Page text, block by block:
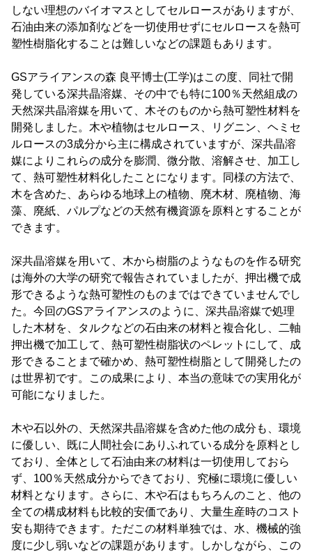
しない理想のバイオマスとしてセルロースがありますが、
石油由来の添加剤などを一切使用せずにセルロースを熱可
塑性樹脂化することは難しいなどの課題もあります。
GSアライアンスの森 良平博士(工学)はこの度、同社で開
発している深共晶溶媒、その中でも特に100％天然組成の
天然深共晶溶媒を用いて、木そのものから熱可塑性材料を
開発しました。木や植物はセルロース、リグニン、ヘミセ
ルロースの3成分から主に構成されていますが、深共晶溶
媒によりこれらの成分を膨潤、微分散、溶解させ、加工し
て、熱可塑性材料化したことになります。同様の方法で、
木を含めた、あらゆる地球上の植物、廃木材、廃植物、海
藻、廃紙、パルプなどの天然有機資源を原料とすることが
できます。
深共晶溶媒を用いて、木から樹脂のようなものを作る研究
は海外の大学の研究で報告されていましたが、押出機で成
形できるような熱可塑性のものまではできていませんでし
た。今回のGSアライアンスのように、深共晶溶媒で処理
した木材を、タルクなどの石由来の材料と複合化し、二軸
押出機で加工して、熱可塑性樹脂状のペレットにして、成
形できることまで確かめ、熱可塑性樹脂として開発したの
は世界初です。この成果により、本当の意味での実用化が
可能になりました。
木や石以外の、天然深共晶溶媒を含めた他の成分も、環境
に優しい、既に人間社会にありふれている成分を原料とし
ており、全体として石油由来の材料は一切使用しておら
ず、100％天然成分からできており、究極に環境に優しい
材料となります。さらに、木や石はもちろんのこと、他の
全ての構成材料も比較的安価であり、大量生産時のコスト
安も期待できます。ただこの材料単独では、水、機械的強
度に少し弱いなどの課題があります。しかしながら、この